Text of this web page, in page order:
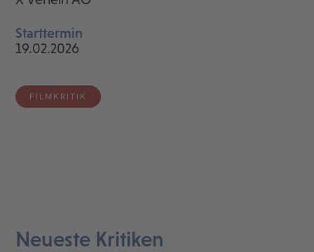
Starttermin
19.02.2026
FILMKRITIK
Neueste Kritiken